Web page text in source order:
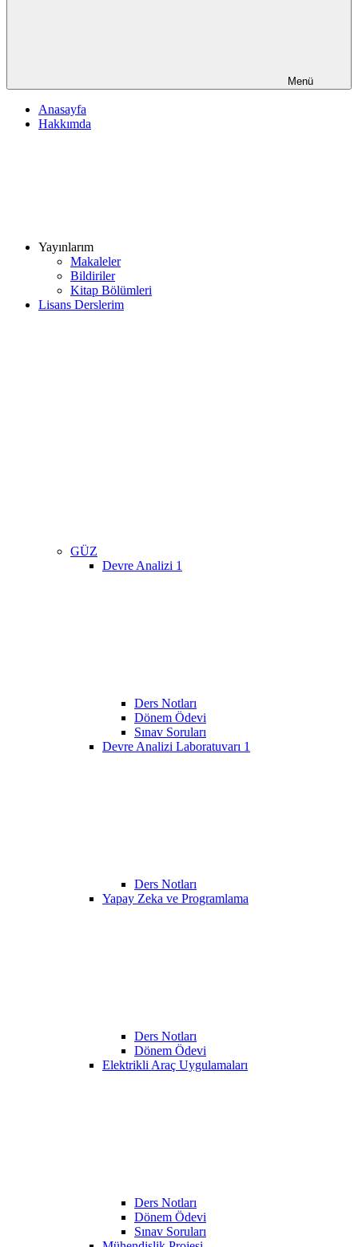
Menü
Anasayfa
Hakkımda
Yayınlarım
Makaleler
Bildiriler
Kitap Bölümleri
Lisans Derslerim
GÜZ
Devre Analizi 1
Ders Notları
Dönem Ödevi
Sınav Soruları
Devre Analizi Laboratuvarı 1
Ders Notları
Yapay Zeka ve Programlama
Ders Notları
Dönem Ödevi
Elektrikli Araç Uygulamaları
Ders Notları
Dönem Ödevi
Sınav Soruları